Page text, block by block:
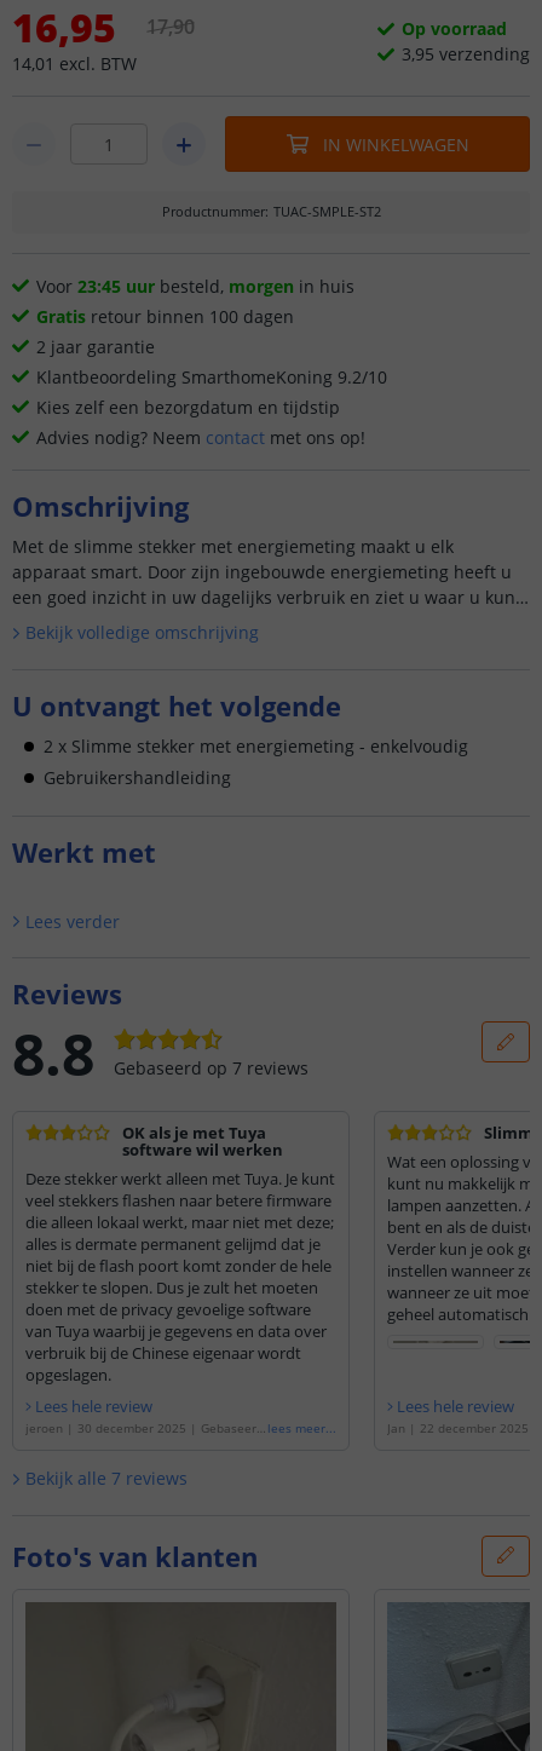
16,95
14,01 excl. BTW
17,90
Op voorraad
3,95 verzending
IN WINKELWAGEN
Productnummer: TUAC-SMPLE-ST2
Voor 23:45 uur besteld, morgen in huis
Gratis retour binnen 100 dagen
2 jaar garantie
Klantbeoordeling SmarthomeKoning 9.2/10
Kies zelf een bezorgdatum en tijdstip
Advies nodig? Neem contact met ons op!
Omschrijving
Met de slimme stekker met energiemeting maakt u elk
apparaat smart. Door zijn ingebouwde energiemeting heeft u
een goed inzicht in uw dagelijks verbruik en ziet u waar u kunt
bespa...
Bekijk volledige omschrijving
U ontvangt het volgende
2 x Slimme stekker met energiemeting - enkelvoudig
Gebruikershandleiding
Werkt met
Lees verder
Reviews
8.8 Gebaseerd op 7 reviews
OK als je met Tuya
software wil werken
Deze stekker werkt alleen met Tuya. Je kunt
veel stekkers flashen naar betere firmware
die alleen lokaal werkt, maar niet met deze;
alles is dermate permanent gelijmd dat je
niet bij de flash poort komt zonder de hele
stekker te slopen. Dus je zult het moeten
doen met de privacy gevoelige software
van Tuya waarbij je gegevens en data over
verbruik bij de Chinese eigenaar wordt
opgeslagen.
Lees hele review
jeroen | 30 december 2025 | Gebaseerd lees meer...
Wat een oplossing
kunt nu makkelijk
lampen aanzetten.
bent en als de
Verder kun je ook
instellen wanneer ze
wanneer ze uit
geheel automatisch.
Lees hele review
Jan | 22 december 2025
Bekijk alle 7 reviews
Foto's van klanten